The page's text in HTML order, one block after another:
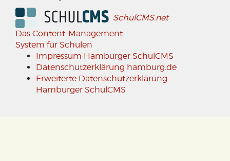
SchulCMS.net
Das Content-Management-
System für Schulen
Impressum Hamburger SchulCMS
Datenschutzerklärung hamburg.de
Erweiterte Datenschutzerklärung
Hamburger SchulCMS